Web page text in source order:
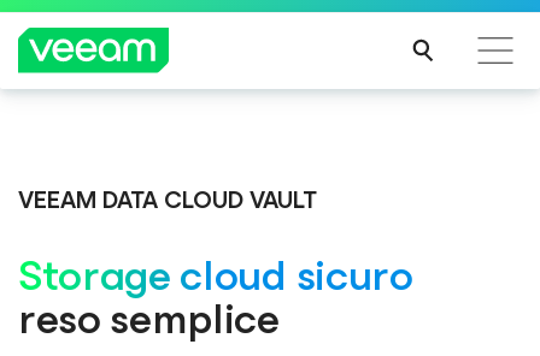
PER
RNE
DI
PIÙ
piattaforma. Controllo completo.
SCOPRI DI PIÙ
VEEAM DATA CLOUD VAULT
Storage cloud sicuro
reso semplice